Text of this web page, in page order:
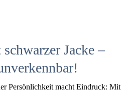
Jacke –
Persönlichkeit macht Eindruck: Mit